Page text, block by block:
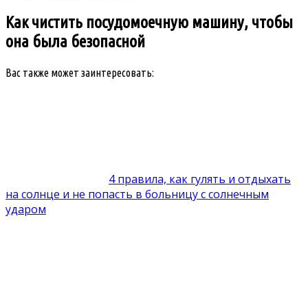
Как чистить посудомоечную машину, чтобы
она была безопасной
Вас также может заинтересовать:
4 правила, как гулять и отдыхать
на солнце и не попасть в больницу с солнечным
ударом